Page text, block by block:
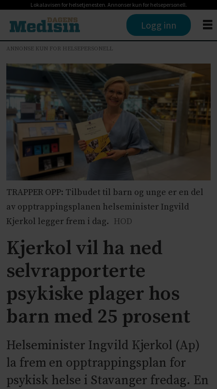
Lokalavisen for helsetjenesten. Annonser kun for helsepersonell.
Logg inn
ANNONSE KUN FOR HELSEPERSONELL
TRAPPER OPP: Tilbudet til barn og unge er en del
av opptrappingsplanen helseminister Ingvild
Kjerkol legger frem i dag. HOD
Kjerkol vil ha ned
selvrapporterte
psykiske plager hos
barn med 25 prosent
Helseminister Ingvild Kjerkol (Ap)
la frem en opptrappingsplan for
psykisk helse i Stavanger fredag. En